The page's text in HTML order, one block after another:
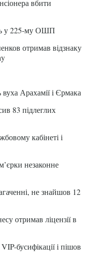
вбити
у 225-му ОШП
отримав відзнаку
Арахамії і Єрмака
83 підлеглих
кабінеті і
незаконне
не знайшов 12
отримав ліцензії в
бусифікації і пішов